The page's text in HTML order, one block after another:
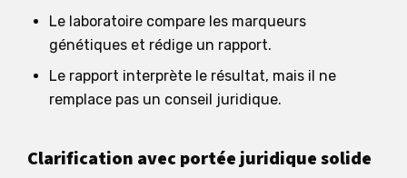
Le laboratoire compare les marqueurs
génétiques et rédige un rapport.
Le rapport interprète le résultat, mais il ne
remplace pas un conseil juridique.
Clarification avec portée juridique solide